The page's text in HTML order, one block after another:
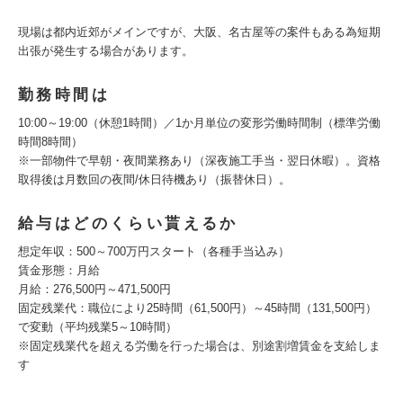
現場は都内近郊がメインですが、大阪、名古屋等の案件もある為短期
出張が発生する場合があります。
勤務時間は
10:00～19:00（休憩1時間）／1か月単位の変形労働時間制（標準労働
時間8時間）
※一部物件で早朝・夜間業務あり（深夜施工手当・翌日休暇）。資格
取得後は月数回の夜間/休日待機あり（振替休日）。
給与はどのくらい貰えるか
想定年収：500～700万円スタート（各種手当込み）
賃金形態：月給
月給：276,500円～471,500円
固定残業代：職位により25時間（61,500円）～45時間（131,500円）
で変動（平均残業5～10時間）
※固定残業代を超える労働を行った場合は、別途割増賃金を支給しま
す